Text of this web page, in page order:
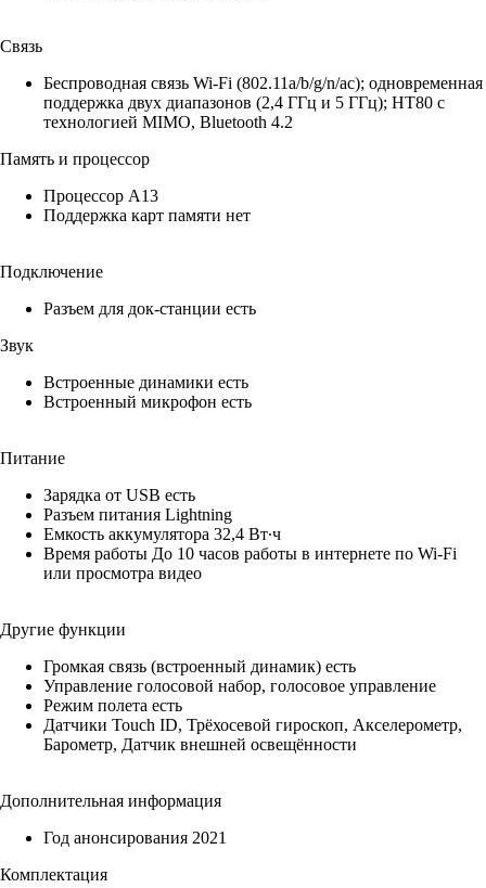
Связь
Беспроводная связь Wi‑Fi (802.11a/b/g/n/ac); одновременная
поддержка двух диапазонов (2,4 ГГц и 5 ГГц); HT80 с
технологией MIMO, Bluetooth 4.2
Память и процессор
Процессор А13
Поддержка карт памяти нет
Подключение
Разъем для док-станции есть
Звук
Встроенные динамики есть
Встроенный микрофон есть
Питание
Зарядка от USB есть
Разъем питания Lightning
Емкость аккумулятора 32,4 Вт∙ч
Время работы До 10 часов работы в интернете по Wi‑Fi
или просмотра видео
Другие функции
Громкая связь (встроенный динамик) есть
Управление голосовой набор, голосовое управление
Режим полета есть
Датчики Touch ID, Трёхосевой гироскоп, Акселерометр,
Барометр, Датчик внешней освещённости
Дополнительная информация
Год анонсирования 2021
Комплектация